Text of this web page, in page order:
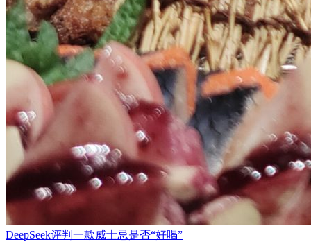
DeepSeek评判一款威士忌是否“好喝”